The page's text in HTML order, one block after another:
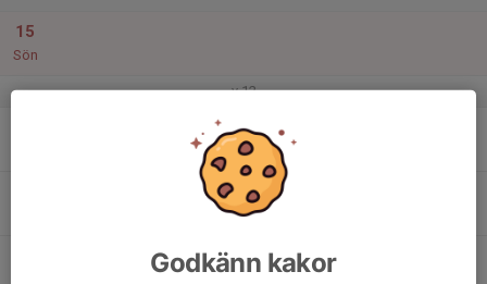
15
Sön
v.12
Träning grusplanen
Furuvallen grusplanen
Träning Furuby gymnastiksal
Godkänn kakor